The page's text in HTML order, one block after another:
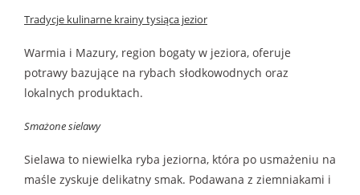
Tradycje kulinarne krainy tysiąca jezior
Warmia i Mazury, region bogaty w jeziora, oferuje
potrawy bazujące na rybach słodkowodnych oraz
lokalnych produktach.
Smażone sielawy
Sielawa to niewielka ryba jeziorna, która po usmażeniu na
maśle zyskuje delikatny smak. Podawana z ziemniakami i